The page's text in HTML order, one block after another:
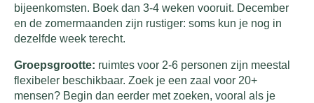
bijeenkomsten. Boek dan 3-4 weken vooruit. December
en de zomermaanden zijn rustiger: soms kun je nog in
dezelfde week terecht.
Groepsgrootte: ruimtes voor 2-6 personen zijn meestal
flexibeler beschikbaar. Zoek je een zaal voor 20+
mensen? Begin dan eerder met zoeken, vooral als je